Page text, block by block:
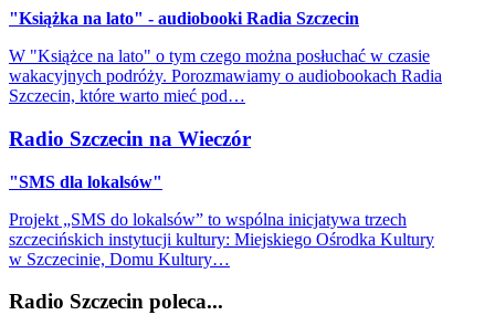
"Książka na lato" - audiobooki Radia Szczecin
W "Książce na lato" o tym czego można posłuchać w czasie
wakacyjnych podróży. Porozmawiamy o audiobookach Radia
Szczecin, które warto mieć pod…
Radio Szczecin na Wieczór
"SMS dla lokalsów"
Projekt „SMS do lokalsów” to wspólna inicjatywa trzech
szczecińskich instytucji kultury: Miejskiego Ośrodka Kultury
w Szczecinie, Domu Kultury…
Radio Szczecin poleca...